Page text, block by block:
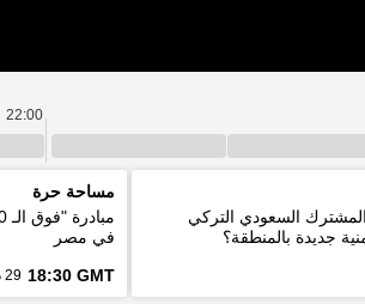
22:00
السعودي التركي
جديدة بالمنطقة؟
مساحة حرة
في مصر
18:30 GMT 29 د